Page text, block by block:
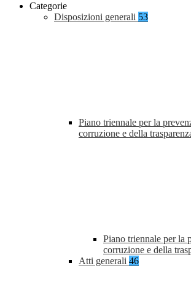
Categorie
Disposizioni generali 53
Piano triennale per la
corruzione e della
Piano triennale per la
corruzione e della
Atti generali 46